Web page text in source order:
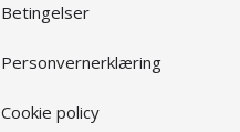
Betingelser
Personvernerklæring
Cookie policy